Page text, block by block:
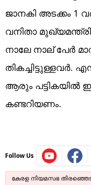
ജാനകി അടക്കം 1
വനിതാ
നാലേ നാല് പേർ
തികച്ചിട്ടുള്ളവർ.
ആരും പട്ടികയിൽ
കണ്ടറിയണം.
Follow Us
കേരള നിയമസഭ